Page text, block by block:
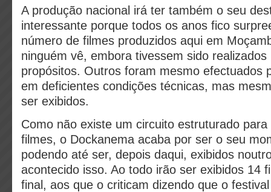
A produção nacional irá ter também o seu
interessante porque todos os anos fico
número de filmes produzidos aqui em
ninguém vê, embora tivessem sido
propósitos. Outros foram mesmo efectuados
em deficientes condições técnicas, mas
ser exibidos.
Como não existe um circuito estruturado
filmes, o Dockanema acaba por ser o seu
podendo até ser, depois daqui, exibidos
acontecido isso. Ao todo irão ser exibidos 14
final, aos que o criticam dizendo que o